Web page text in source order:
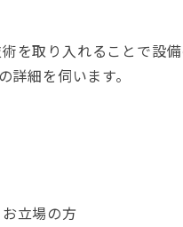
を取り入れることで設
細を伺います。
立場の方